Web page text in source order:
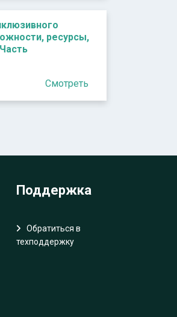
ресурсы,
Смотреть
Поддержка
Обратиться в
техподдержку